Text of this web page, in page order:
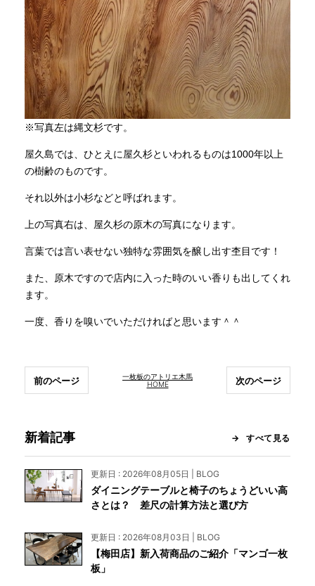
※写真左は縄文杉です。
屋久島では、ひとえに屋久杉といわれるものは1000年以上
の樹齢のものです。
それ以外は小杉などと呼ばれます。
上の写真右は、屋久杉の原木の写真になります。
言葉では言い表せない独特な雰囲気を醸し出す杢目です！
また、原木ですので店内に入った時のいい香りも出してくれ
ます。
一度、香りを嗅いでいただければと思います＾＾
一枚板のアトリエ木馬
HOME
前のページ 次のページ
新着記事 すべて見る
更新日 : 2026年08月05日 | BLOG
ダイニングテーブルと椅子のちょうどいい高
さとは？ 差尺の計算方法と選び方
更新日 : 2026年08月03日 | BLOG
【梅田店】新入荷商品のご紹介「マンゴ一枚
板」